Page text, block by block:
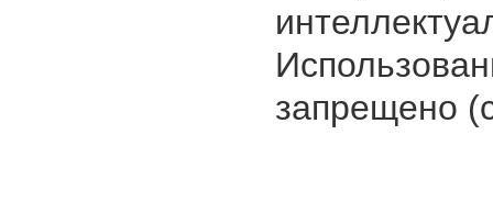
запрещено